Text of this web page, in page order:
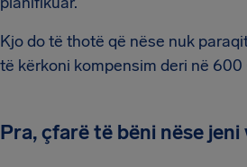
Kjo do të thotë që nëse nuk
të kërkoni kompensim deri në 600
Pra, çfarë të bëni nëse jeni